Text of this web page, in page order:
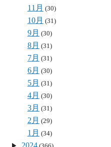
11月 (30)
10月 (31)
9月 (30)
8月 (31)
7月 (31)
6月 (30)
5月 (31)
4月 (30)
3月 (31)
2月 (29)
1月 (34)
2024